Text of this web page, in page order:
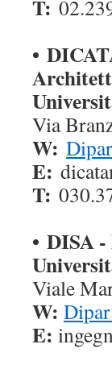
T:
•
Via
W:
E:
T:
• DISA -
Viale
W:
E: